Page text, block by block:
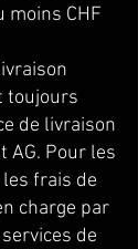
moins CHF
toujours
de livraison
AG. Pour les
frais de
charge par
services de